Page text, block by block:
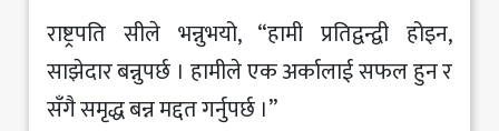
राष्ट्रपति सीले भन्नुभयो, “हामी प्रतिद्वन्द्वी होइन,
साझेदार बन्नुपर्छ । हामीले एक अर्कालाई सफल हुन र
सँगै समृद्ध बन्न मद्दत गर्नुपर्छ ।”